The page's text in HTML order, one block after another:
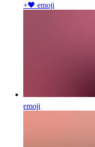
+🖤 emoji
emoji